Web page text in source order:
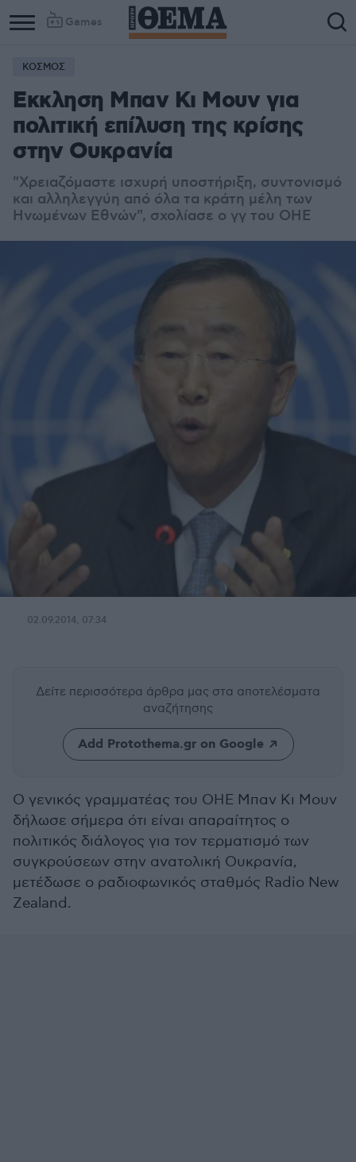
Games
ΚΟΣΜΟΣ
Εκκληση Μπαν Κι Mουν για
πολιτική επίλυση της κρίσης
στην Ουκρανία
"Χρειαζόμαστε ισχυρή υποστήριξη, συντονισμό
και αλληλεγγύη από όλα τα κράτη μέλη των
Ηνωμένων Εθνών", σχολίασε ο γγ του ΟΗΕ
02.09.2014, 07:34
Δείτε περισσότερα άρθρα μας στα αποτελέσματα
αναζήτησης
Add Protothema.gr on Google
Ο γενικός γραμματέας του ΟΗΕ Μπαν Κι Mουν
δήλωσε σήμερα ότι είναι απαραίτητος ο
πολιτικός διάλογος για τον τερματισμό των
συγκρούσεων στην ανατολική Ουκρανία,
μετέδωσε ο ραδιοφωνικός σταθμός Radio New
Zealand.